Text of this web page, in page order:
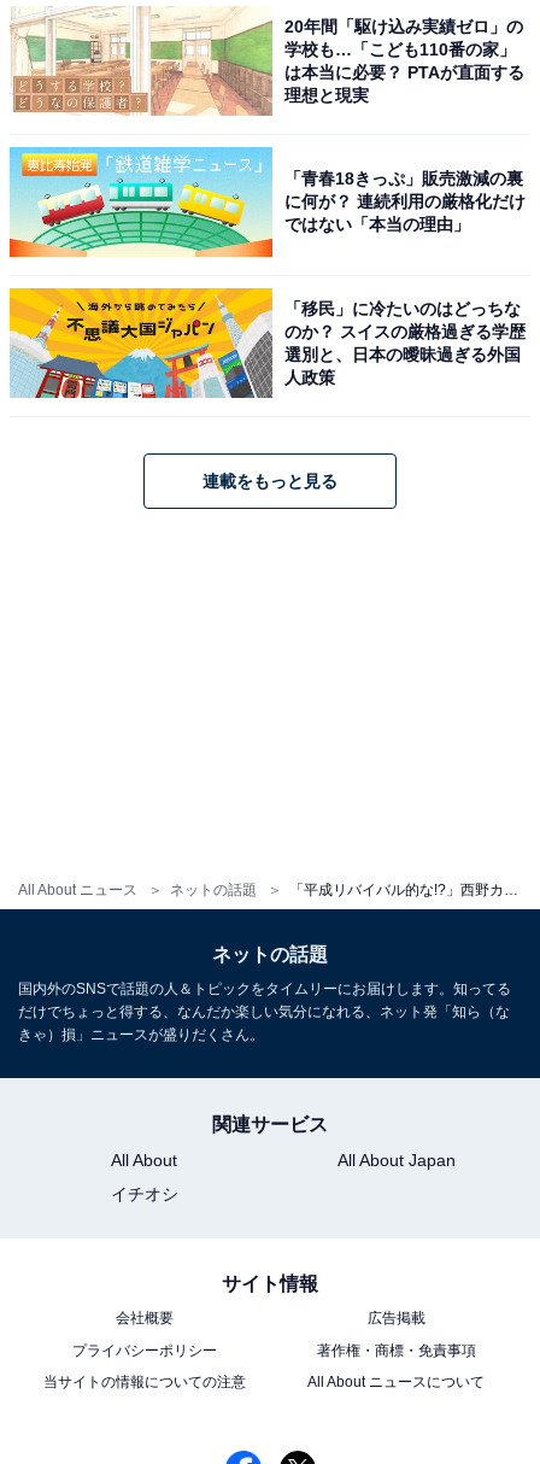
All About ニュース ネットの話題 「平成リバイバル的な!?」西野カナ、NiziUとのコラボ曲ソロビジュアルを公開！ 「顔面強すぎ！」
20年間「駆け込み実績ゼロ」の
学校も…「こども110番の家」
は本当に必要？ PTAが直面する
理想と現実
「青春18きっぷ」販売激減の裏
に何が？ 連続利用の厳格化だけ
ではない「本当の理由」
「移民」に冷たいのはどっちな
のか？ スイスの厳格過ぎる学歴
選別と、日本の曖昧過ぎる外国
人政策
連載をもっと見る
ネットの話題
国内外のSNSで話題の人＆トピックをタイムリーにお届けします。知ってる
だけでちょっと得する、なんだか楽しい気分になれる、ネット発「知ら（な
きゃ）損」ニュースが盛りだくさん。
関連サービス
All About
All About Japan
イチオシ
サイト情報
会社概要
広告掲載
プライバシーポリシー
著作権・商標・免責事項
当サイトの情報についての注意
All About ニュースについて